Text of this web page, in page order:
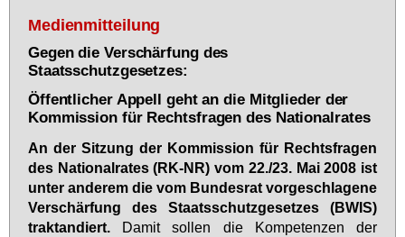
Medienmitteilung
Gegen die Verschärfung des
Staatsschutzgesetzes:
Öffentlicher Appell geht an die Mitglieder der
Kommission für Rechtsfragen des Nationalrates
An der Sit­zung der Kom­mis­si­on für Rechts­fra­gen
des Na­tio­nal­ra­tes (RK-NR) vom 22./23. Mai 2008 ist
un­ter an­de­rem die vom Bun­des­rat vor­ge­schla­ge­ne
Ver­schär­fung des Staats­schutz­ge­set­zes (BWIS)
trak­tan­diert. Da­mit sol­len die Kom­pe­ten­zen der